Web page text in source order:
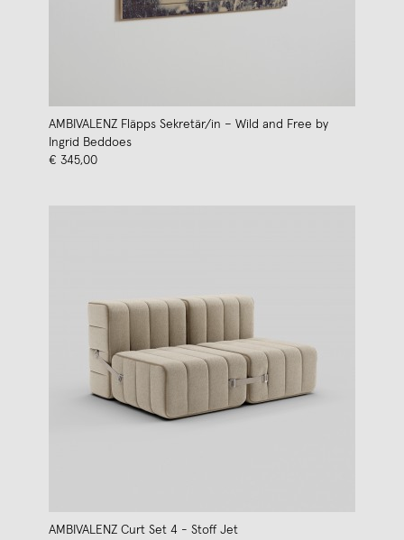
AMBIVALENZ Fläpps Sekretär/in – Wild and Free by
Ingrid Beddoes
€ 345,00
AMBIVALENZ Curt Set 4 - Stoff Jet